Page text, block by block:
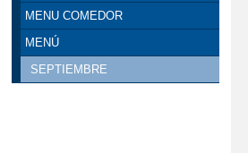
MENU COMEDOR
MENÚ
SEPTIEMBRE